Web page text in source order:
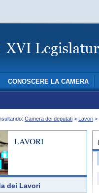
CONOSCERE LA CAMERA
Camera dei deputati > Lavori >
LAVORI
dei Lavori